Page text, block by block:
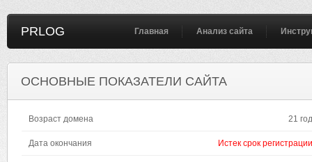
PRLOG Главная Анализ сайта
ОСНОВНЫЕ ПОКАЗАТЕЛИ САЙТА
Возраст домена 21 год
Дата окончания Истек срок регистрации